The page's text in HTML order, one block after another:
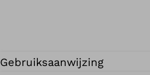
Gebruiksaanwijzing